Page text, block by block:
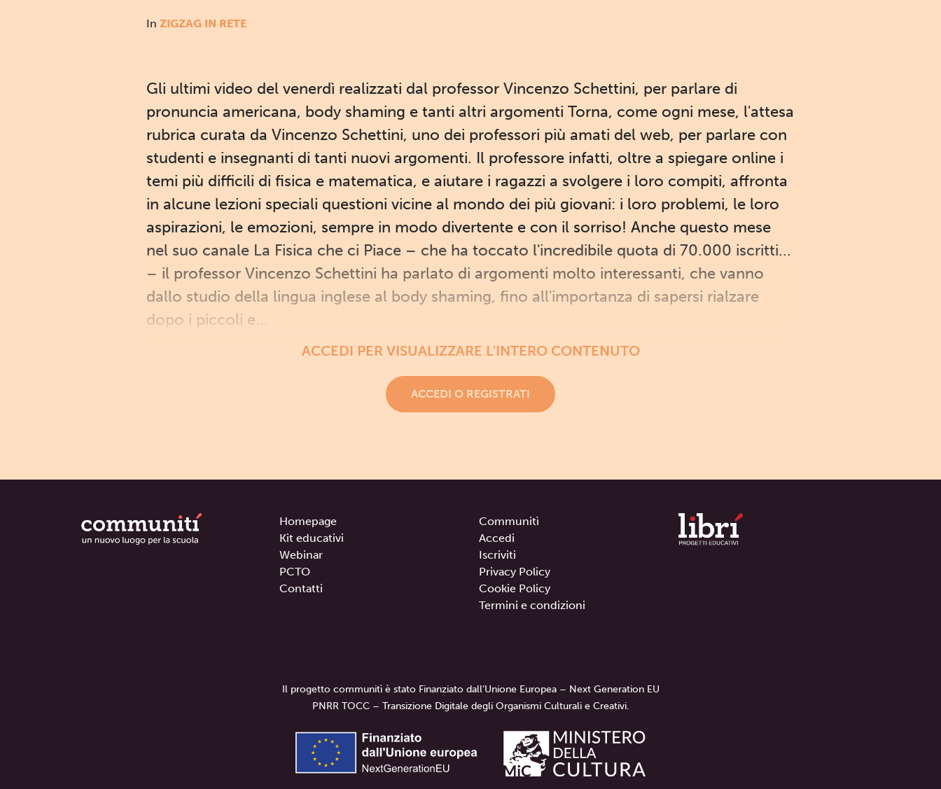
In ZIGZAG IN RETE
Gli ultimi video del venerdì realizzati dal professor Vincenzo Schettini, per parlare di
pronuncia americana, body shaming e tanti altri argomenti Torna, come ogni mese, l'attesa
rubrica curata da Vincenzo Schettini, uno dei professori più amati del web, per parlare con
studenti e insegnanti di tanti nuovi argomenti. Il professore infatti, oltre a spiegare online i
temi più difficili di fisica e matematica, e aiutare i ragazzi a svolgere i loro compiti, affronta
in alcune lezioni speciali questioni vicine al mondo dei più giovani: i loro problemi, le loro
aspirazioni, le emozioni, sempre in modo divertente e con il sorriso! Anche questo mese
nel suo canale La Fisica che ci Piace – che ha toccato l'incredibile quota di 70.000 iscritti...
– il professor Vincenzo Schettini ha parlato di argomenti molto interessanti, che vanno
dallo studio della lingua inglese al body shaming, fino all'importanza di sapersi rialzare
dopo i piccoli e...
ACCEDI PER VISUALIZZARE L'INTERO CONTENUTO
ACCEDI O REGISTRATI
Homepage
Kit educativi
Webinar
PCTO
Contatti
Communitì
Accedi
Iscriviti
Privacy Policy
Cookie Policy
Termini e condizioni
Il progetto communitì è stato Finanziato dall’Unione Europea – Next Generation EU
PNRR TOCC – Transizione Digitale degli Organismi Culturali e Creativi.